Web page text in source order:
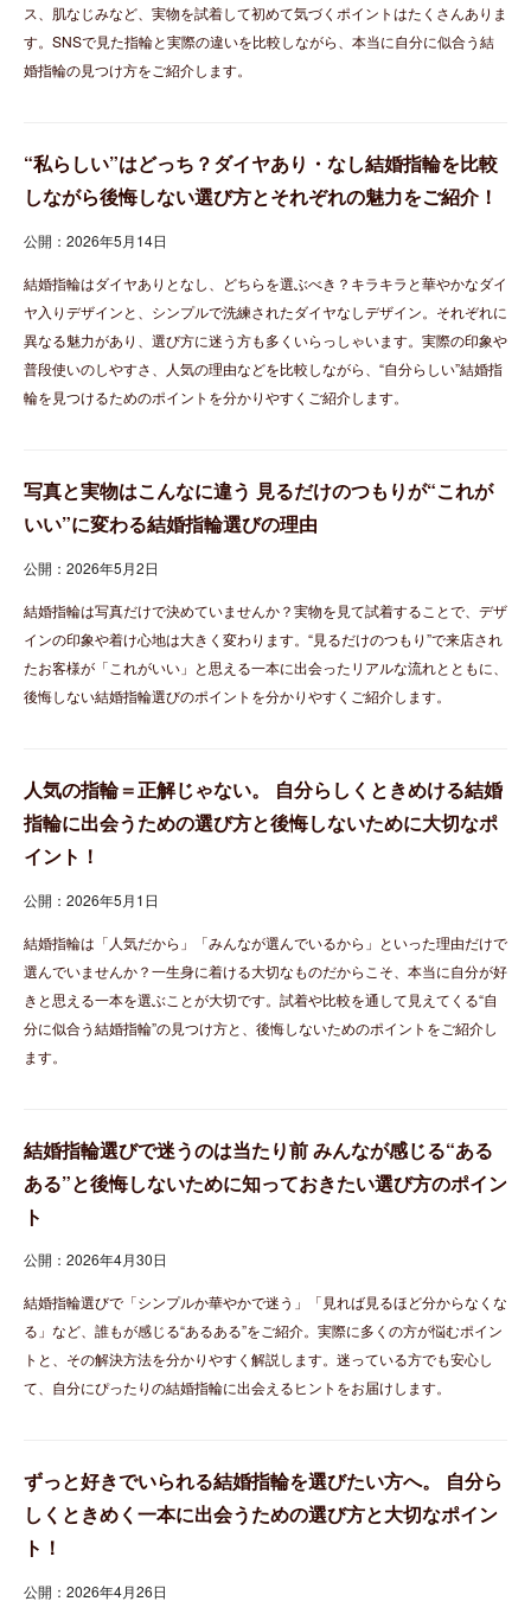
ス、肌なじみなど、実物を試着して初めて気づくポイントはたくさんありま
す。SNSで見た指輪と実際の違いを比較しながら、本当に自分に似合う結
婚指輪の見つけ方をご紹介します。
“私らしい”はどっち？ダイヤあり・なし結婚指輪を比較
しながら後悔しない選び方とそれぞれの魅力をご紹介！
公開：2026年5月14日
結婚指輪はダイヤありとなし、どちらを選ぶべき？キラキラと華やかなダイ
ヤ入りデザインと、シンプルで洗練されたダイヤなしデザイン。それぞれに
異なる魅力があり、選び方に迷う方も多くいらっしゃいます。実際の印象や
普段使いのしやすさ、人気の理由などを比較しながら、“自分らしい”結婚指
輪を見つけるためのポイントを分かりやすくご紹介します。
写真と実物はこんなに違う 見るだけのつもりが“これが
いい”に変わる結婚指輪選びの理由
公開：2026年5月2日
結婚指輪は写真だけで決めていませんか？実物を見て試着することで、デザ
インの印象や着け心地は大きく変わります。“見るだけのつもり”で来店され
たお客様が「これがいい」と思える一本に出会ったリアルな流れとともに、
後悔しない結婚指輪選びのポイントを分かりやすくご紹介します。
人気の指輪＝正解じゃない。 自分らしくときめける結婚
指輪に出会うための選び方と後悔しないために大切なポ
イント！
公開：2026年5月1日
結婚指輪は「人気だから」「みんなが選んでいるから」といった理由だけで
選んでいませんか？一生身に着ける大切なものだからこそ、本当に自分が好
きと思える一本を選ぶことが大切です。試着や比較を通して見えてくる“自
分に似合う結婚指輪”の見つけ方と、後悔しないためのポイントをご紹介し
ます。
結婚指輪選びで迷うのは当たり前 みんなが感じる“ある
ある”と後悔しないために知っておきたい選び方のポイン
ト
公開：2026年4月30日
結婚指輪選びで「シンプルか華やかで迷う」「見れば見るほど分からなくな
る」など、誰もが感じる“あるある”をご紹介。実際に多くの方が悩むポイン
トと、その解決方法を分かりやすく解説します。迷っている方でも安心し
て、自分にぴったりの結婚指輪に出会えるヒントをお届けします。
ずっと好きでいられる結婚指輪を選びたい方へ。 自分ら
しくときめく一本に出会うための選び方と大切なポイン
ト！
公開：2026年4月26日